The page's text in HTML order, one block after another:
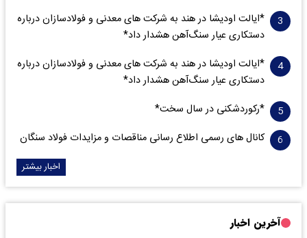
*ایالت اودیشا در هند به شرکت های معدنی و فولادسازان درباره
دستکاری عیار سنگ‌آهن هشدار داد*
*ایالت اودیشا در هند به شرکت های معدنی و فولادسازان درباره
دستکاری عیار سنگ‌آهن هشدار داد*
*رکوردشکنی در سال سخت*
کانال های رسمی اطلاع رسانی مناقصات و مزایدات فولاد سنگان
اخبار بیشتر
آخرین اخبار